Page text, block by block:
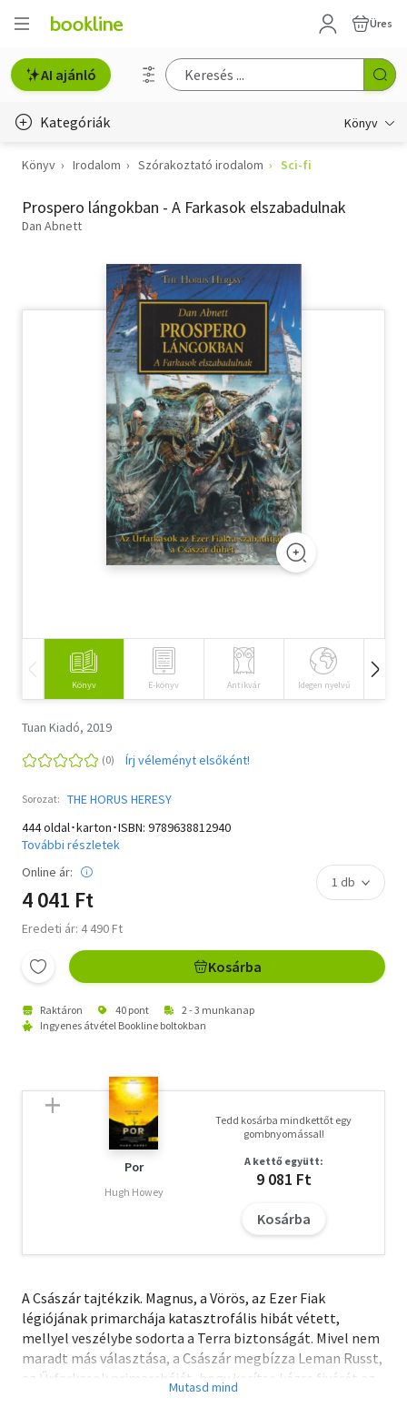
Üres
AI ajánló
Kategóriák Könyv
Életmód, egészség
Erotika
Hobbi, szabadidő
Szótár, nyelvkönyv
Tankönyv, segédkönyv
Társadalomtudomány
Természettudomány
Vallás
Könyv Irodalom Szórakoztató irodalom Sci-fi
Prospero lángokban - A Farkasok elszabadulnak
Dan Abnett
Könyv E-könyv Antikvár Idegen nyelvű
Tuan Kiadó, 2019
Írj véleményt elsőként!
Sorozat: THE HORUS HERESY
444 oldal･karton･ISBN: 9789638812940
További részletek
Online ár:
4 041 Ft
Eredeti ár: 4 490 Ft
Kosárba
Raktáron 40 pont
2 - 3 munkanap
Ingyenes átvétel Bookline boltokban
Por
Hugh Howey
Tedd kosárba mindkettőt egy
gombnyomással!
A kettő együtt:
9 081 Ft
Kosárba
A Császár tajtékzik. Magnus, a Vörös, az Ezer Fiak
légiójának primarchája katasztrofális hibát vétett,
mellyel veszélybe sodorta a Terra biztonságát. Mivel nem
maradt más választása, a Császár megbízza Leman Russt,
az Űrfarkasok primarcháját, hogy kerítse kézre fivérét az
Ezer Fiak szülőbolygójáról. Ezt a varázslókkal teli bolygót